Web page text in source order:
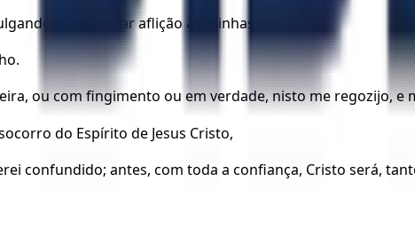
acrescentar aflição às minhas prisões.
ou com fingimento ou em verdade, nisto me regozijo, e
do Espírito de Jesus Cristo,
confundido; antes, com toda a confiança, Cristo será,